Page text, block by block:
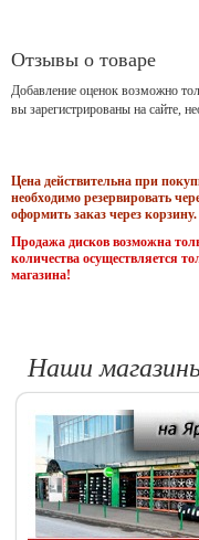
Отзывы о товаре
Добавление оценок возможно
вы зарегистрированы на сайте,
Цена действительна при
необходимо резервировать
оформить заказ через корзину.
Продажа дисков возможна
количества осуществляется
магазина!
Наши